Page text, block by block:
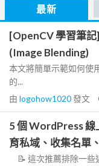
最新
[OpenCV 學習筆
(Image Blending)
本文將簡單示範如何使
的...
由 logohow1020發文
5 個 WordPress 線
育私域、收集名單
📝 這次推薦排除一些